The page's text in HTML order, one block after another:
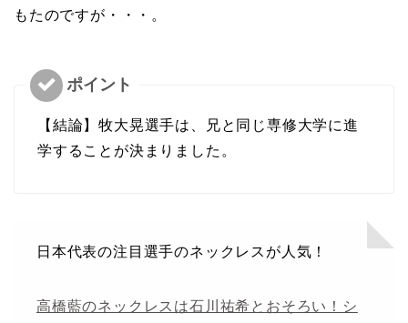
もたのですが・・・。
【 結論】牧大晃選手は、兄と同じ専修大学に進
学することが決まりました。
日本代表の注目選手のネックレスが人気！
高橋藍のネックレスは石川祐希とおそろい！シ